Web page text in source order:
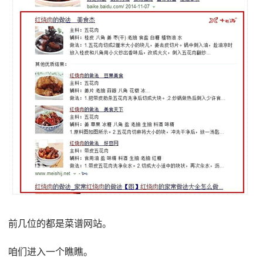
前几位的都是菜谱网站。
咱们进入一个瞧瞧。